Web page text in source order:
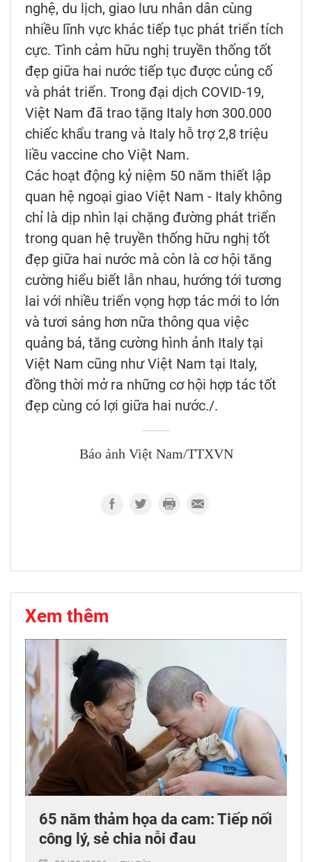
nghệ, du lịch, giao lưu nhân dân cùng
nhiều lĩnh vực khác tiếp tục phát triển tích
cực. Tình cảm hữu nghị truyền thống tốt
đẹp giữa hai nước tiếp tục được củng cố
và phát triển. Trong đại dịch COVID-19,
Việt Nam đã trao tặng Italy hơn 300.000
chiếc khẩu trang và Italy hỗ trợ 2,8 triệu
liều vaccine cho Việt Nam.
Các hoạt động kỷ niệm 50 năm thiết lập
quan hệ ngoại giao Việt Nam - Italy không
chỉ là dịp nhìn lại chặng đường phát triển
trong quan hệ truyền thống hữu nghị tốt
đẹp giữa hai nước mà còn là cơ hội tăng
cường hiểu biết lẫn nhau, hướng tới tương
lai với nhiều triển vọng hợp tác mới to lớn
và tươi sáng hơn nữa thông qua việc
quảng bá, tăng cường hình ảnh Italy tại
Việt Nam cũng như Việt Nam tại Italy,
đồng thời mở ra những cơ hội hợp tác tốt
đẹp cùng có lợi giữa hai nước./.
Báo ảnh Việt Nam/TTXVN
Xem thêm
65 năm thảm họa da cam: Tiếp nối
công lý, sẻ chia nỗi đau